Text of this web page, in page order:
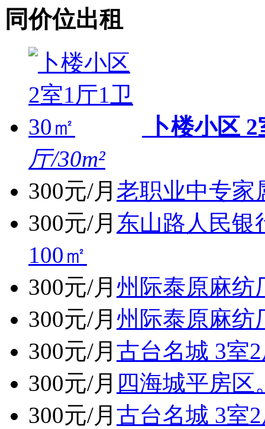
同价位出租
卜楼小区
厅/30m²
300元/月 老职业中专家
300元/月 东山路人民银
100㎡
300元/月 州际泰原麻纺
300元/月 州际泰原麻纺
300元/月 古台名城 3室
300元/月 四海城平房区
300元/月 古台名城 3室